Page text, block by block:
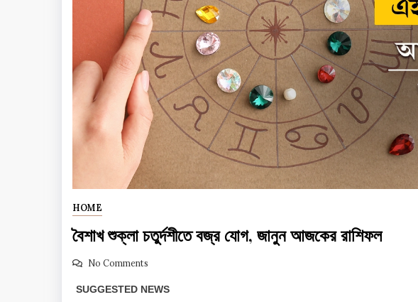
HOME
বৈশাখ শুক্লা চতুর্দশীতে বজ্র যোগ, জানুন আজকের রাশিফল
No Comments